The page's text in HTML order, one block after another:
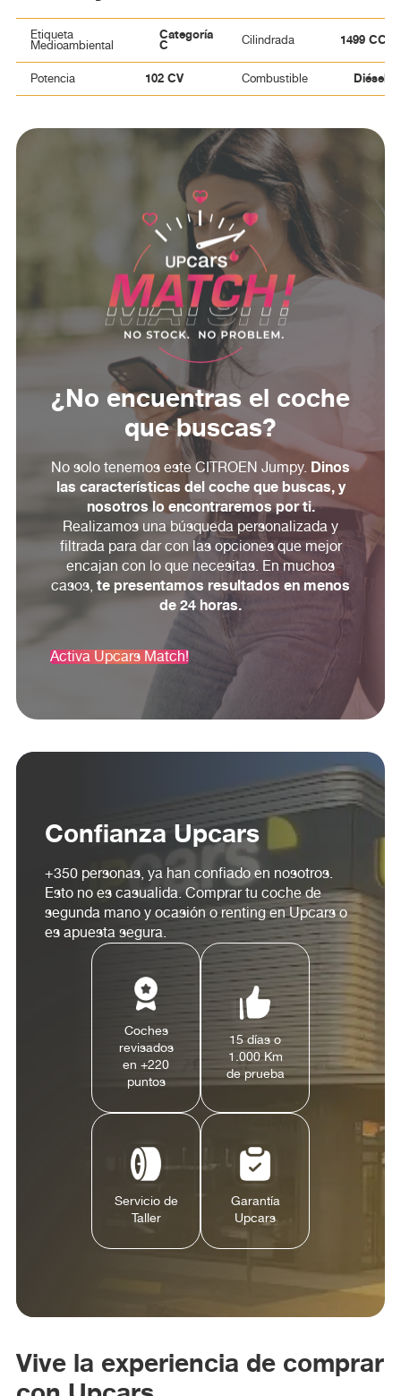
Etiqueta
Medioambiental
Categoría
C Cilindrada 1499 CC
Potencia 102 CV Combustible Diésel
¿No encuentras el coche
que buscas?
No solo tenemos este CITROEN Jumpy. Dinos
las características del coche que buscas, y
nosotros lo encontraremos por ti.
Realizamos una búsqueda personalizada y
filtrada para dar con las opciones que mejor
encajan con lo que necesitas. En muchos
casos, te presentamos resultados en menos
de 24 horas.
Activa Upcars Match!
Confianza Upcars
+350 personas, ya han confiado en nosotros.
Esto no es casualida. Comprar tu coche de
segunda mano y ocasión o renting en Upcars o
es apuesta segura.
Coches
revisados
en +220
puntos
15 días o
1.000 Km
de prueba
Servicio de
Taller
Garantía
Upcars
Vive la experiencia de comprar